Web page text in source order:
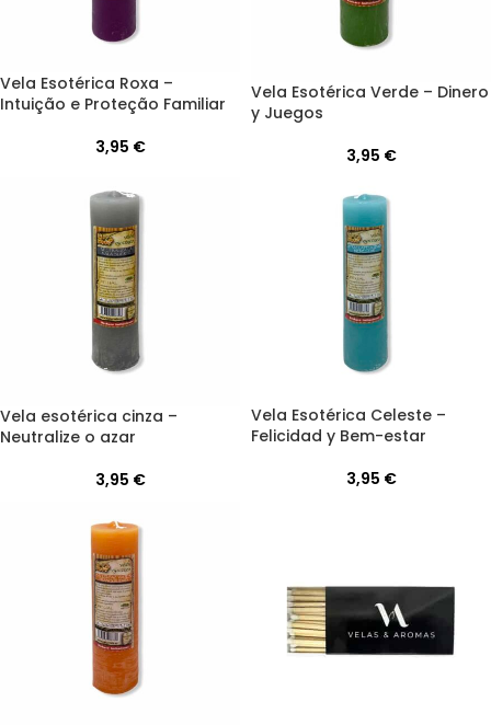
Vela Esotérica Roxa –
Intuição e Proteção Familiar
3,95 €
Vela Esotérica Verde – Dinero
y Juegos
3,95 €
Vela esotérica cinza –
Neutralize o azar
3,95 €
Vela Esotérica Celeste –
Felicidad y Bem-estar
3,95 €